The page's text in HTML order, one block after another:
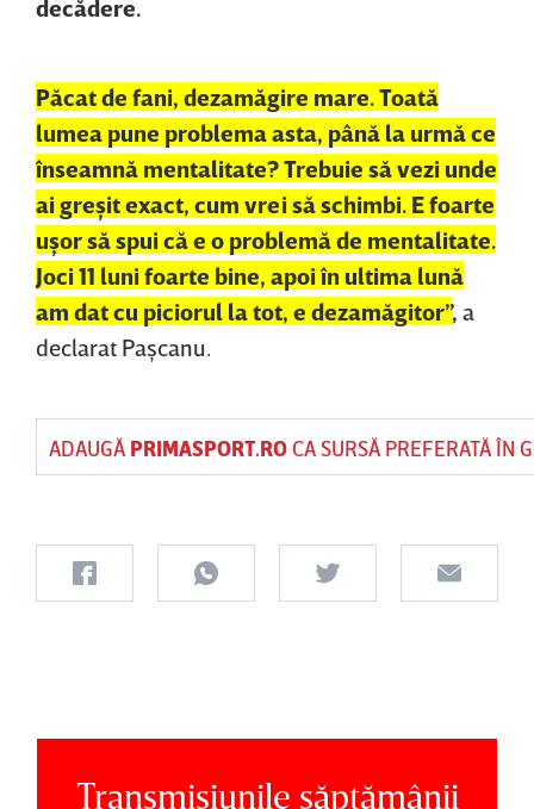
decădere.
Păcat de fani, dezamăgire mare. Toată
lumea pune problema asta, până la urmă ce
înseamnă mentalitate? Trebuie să vezi unde
ai greşit exact, cum vrei să schimbi. E foarte
uşor să spui că e o problemă de mentalitate.
Joci 11 luni foarte bine, apoi în ultima lună
am dat cu piciorul la tot, e dezamăgitor”, a
declarat Paşcanu.
ADAUGĂ PRIMASPORT.ROCA SURSĂ PREFERATĂ ÎN
Transmisiunile săptămânii